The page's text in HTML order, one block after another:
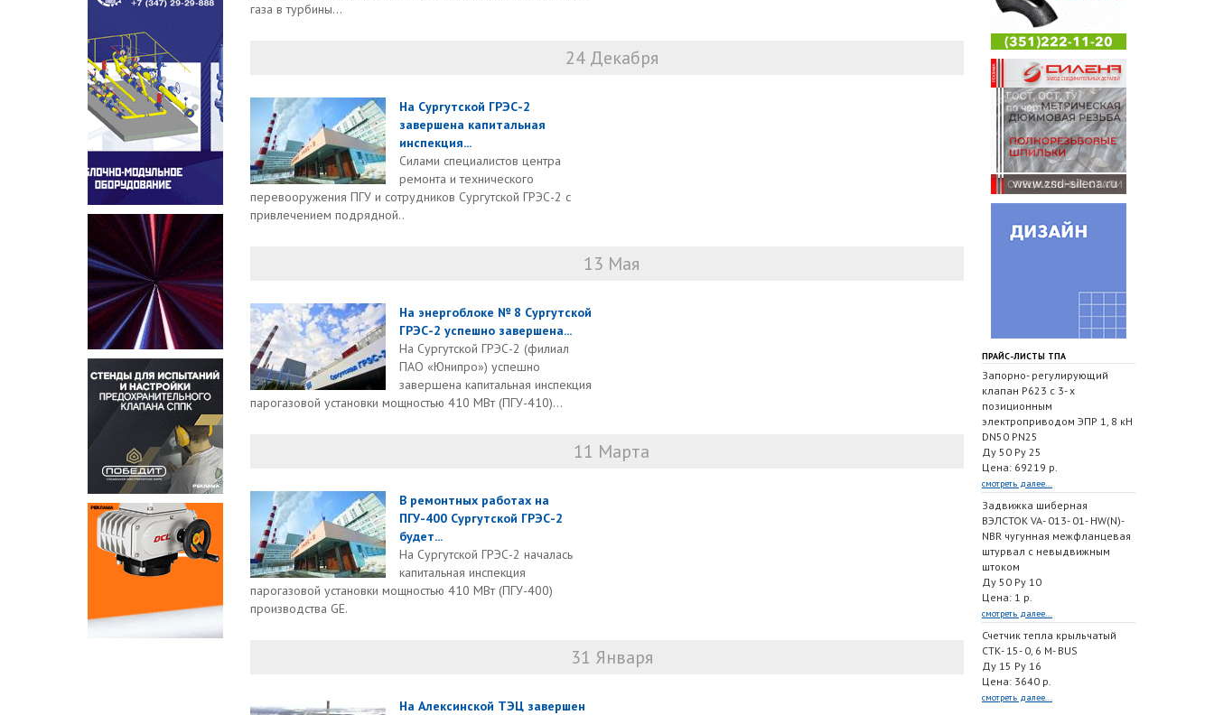
газа в турбины...
24 Декабря
На Сургутской ГРЭС-2
завершена капитальная
инспекция...
Силами специалистов центра
ремонта и технического
перевооружения ПГУ и сотрудников Сургутской ГРЭС-2 с
привлечением подрядной..
13 Мая
На энергоблоке № 8 Сургутской
ГРЭС-2 успешно завершена...
На Сургутской ГРЭС-2 (филиал
ПАО «Юнипро») успешно
завершена капитальная инспекция
парогазовой установки мощностью 410 МВт (ПГУ-410)...
11 Марта
В ремонтных работах на
ПГУ-400 Сургутской ГРЭС-2
будет...
На Сургутской ГРЭС-2 началась
капитальная инспекция
парогазовой установки мощностью 410 МВт (ПГУ-400)
производства GE.
31 Января
На Алексинской ТЭЦ завершен
ПРАЙС-ЛИСТЫ ТПА
Запорно- регулирующий
клапан Р623 с 3- х
позиционным
электроприводом ЭПР 1, 8 кН
DN50 PN25
Ду 50 Ру 25
Цена: 69219 р.
смотреть далее...
Задвижка шиберная
ВЭЛСТОК VA- 013- 01- HW(N)-
NBR чугунная межфланцевая
штурвал с невыдвижным
штоком
Ду 50 Ру 10
Цена: 1 р.
смотреть далее...
Счетчик тепла крыльчатый
СТК- 15- 0, 6 M- BUS
Ду 15 Ру 16
Цена: 3640 р.
смотреть далее...